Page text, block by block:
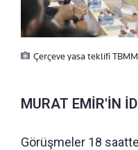
Çerçeve yasa teklifi
MURAT EMİR'İN
Görüşmeler 18